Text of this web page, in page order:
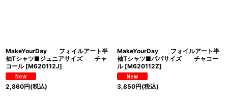
MakeYourDay フォイルアート半
袖Tシャツ■ジュニアサイズ チャ
コール [M620112J]
2,860円(税込)
MakeYourDay フォイルアート半
袖Tシャツ■パパサイズ チャコー
ル [M620112Z]
3,850円(税込)